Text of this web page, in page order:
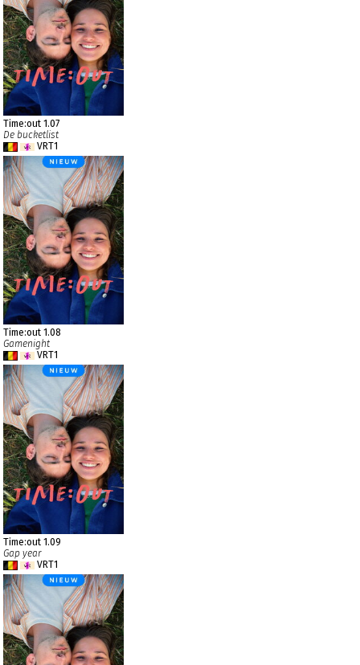
Time:out 1.07
De bucketlist
VRT1
Time:out 1.08
Gamenight
VRT1
Time:out 1.09
Gap year
VRT1